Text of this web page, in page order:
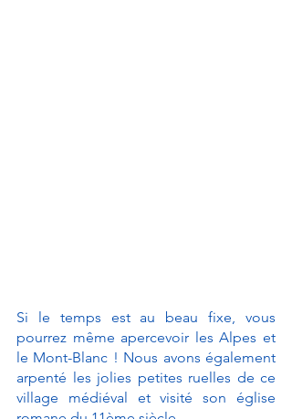
Si le temps est au beau fixe, vous
pourrez même apercevoir les Alpes et
le Mont-Blanc ! Nous avons également
arpenté les jolies petites ruelles de ce
village médiéval et visité son église